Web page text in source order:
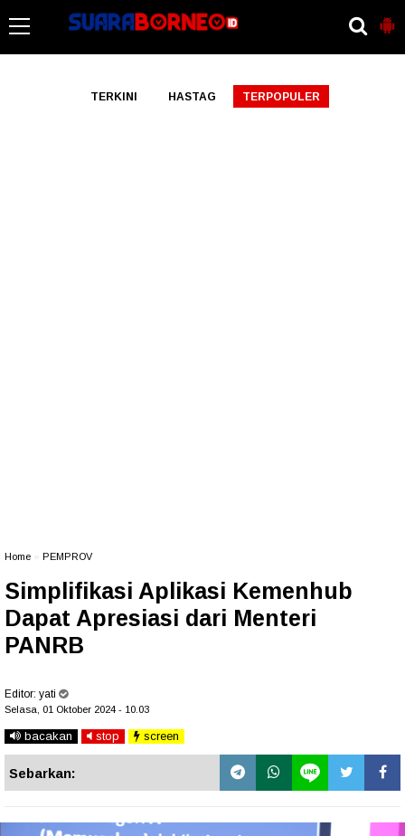
TERKINI HASTAG TERPOPULER
Home PEMPROV
Simplifikasi Aplikasi Kemenhub
Dapat Apresiasi dari Menteri
PANRB
Editor: yati
Selasa, 01 Oktober 2024 - 10.03
bacakan stop screen
Sebarkan: